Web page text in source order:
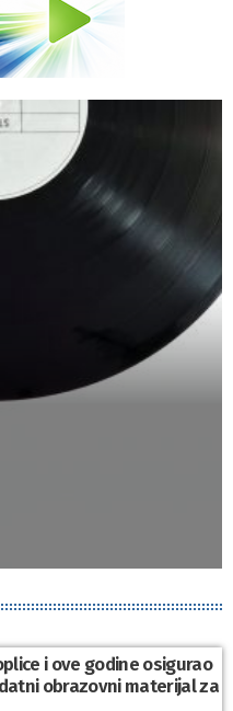
i ove godine osigurao
obrazovni materijal za